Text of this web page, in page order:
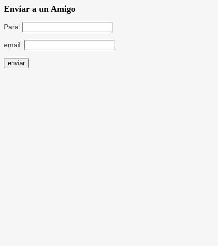
Enviar a un Amigo
Para:
email: